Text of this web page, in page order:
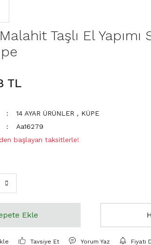
Taşlı El Yapımı
TL
14 AYAR ÜRÜNLER , KÜPE
Aa16279
başlayan taksitlerle!
Ekle
Tavsiye Et Yorum Yaz Fiyatı